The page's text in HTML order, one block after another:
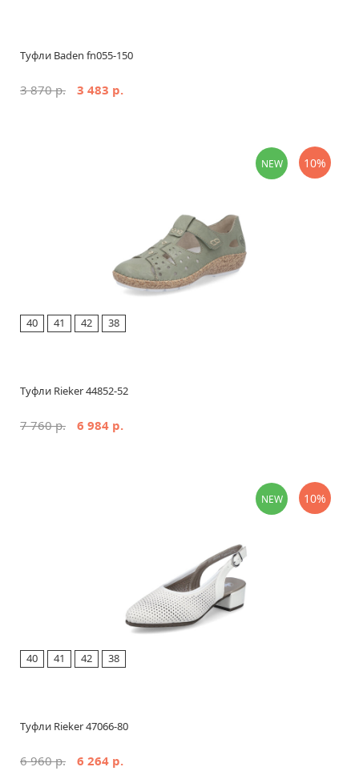
Туфли Baden fn055-150
3 870 р. 3 483 р.
40 41 42 38
Туфли Rieker 44852-52
7 760 р. 6 984 р.
NEW 10%
40 41 42 38
Туфли Rieker 47066-80
6 960 р. 6 264 р.
NEW 10%